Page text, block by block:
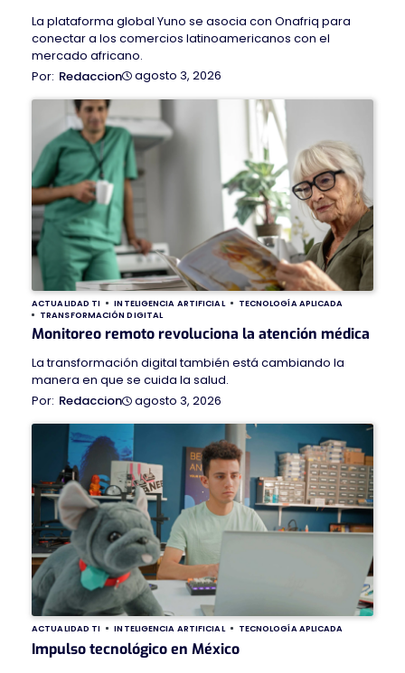
La plataforma global Yuno se asocia con Onafriq para
conectar a los comercios latinoamericanos con el
mercado africano.
Redaccion
agosto 3, 2026
ACTUALIDAD TI INTELIGENCIA ARTIFICIAL
TECNOLOGÍA APLICADA
TRANSFORMACIÓN DIGITAL
Monitoreo remoto revoluciona la atención médica
La transformación digital también está cambiando la
manera en que se cuida la salud.
Redaccion
agosto 3, 2026
ACTUALIDAD TI INTELIGENCIA ARTIFICIAL TECNOLOGÍA APLICADA
Impulso tecnológico en México